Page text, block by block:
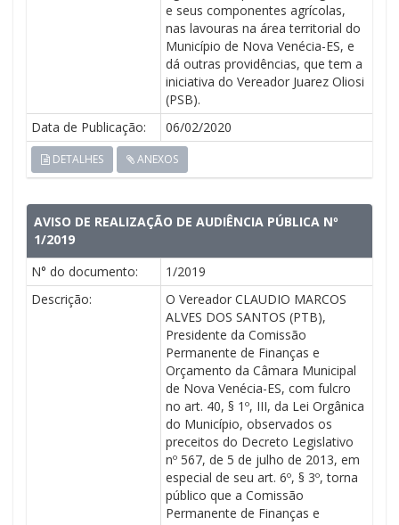
e seus componentes agrícolas,
nas lavouras na área territorial do
Município de Nova Venécia-ES, e
dá outras providências, que tem a
iniciativa do Vereador Juarez Oliosi
(PSB).
Data de Publicação:
06/02/2020
DETALHES ANEXOS
AVISO DE REALIZAÇÃO DE AUDIÊNCIA PÚBLICA Nº
1/2019
N° do documento:
1/2019
Descrição:
O Vereador CLAUDIO MARCOS
ALVES DOS SANTOS (PTB),
Presidente da Comissão
Permanente de Finanças e
Orçamento da Câmara Municipal
de Nova Venécia-ES, com fulcro
no art. 40, § 1º, III, da Lei Orgânica
do Município, observados os
preceitos do Decreto Legislativo
nº 567, de 5 de julho de 2013, em
especial de seu art. 6º, § 3º, torna
público que a Comissão
Permanente de Finanças e